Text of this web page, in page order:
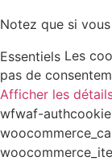
Notez que si
Essentiels Les
pas de
Afficher les
wfwaf-